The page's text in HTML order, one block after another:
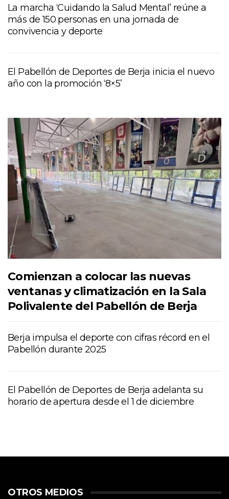
La marcha ‘Cuidando la Salud Mental’ reúne a
más de 150 personas en una jornada de
convivencia y deporte
El Pabellón de Deportes de Berja inicia el nuevo
año con la promoción ‘8×5’
Comienzan a colocar las nuevas
ventanas y climatización en la Sala
Polivalente del Pabellón de Berja
Berja impulsa el deporte con cifras récord en el
Pabellón durante 2025
El Pabellón de Deportes de Berja adelanta su
horario de apertura desde el 1 de diciembre
OTROS MEDIOS